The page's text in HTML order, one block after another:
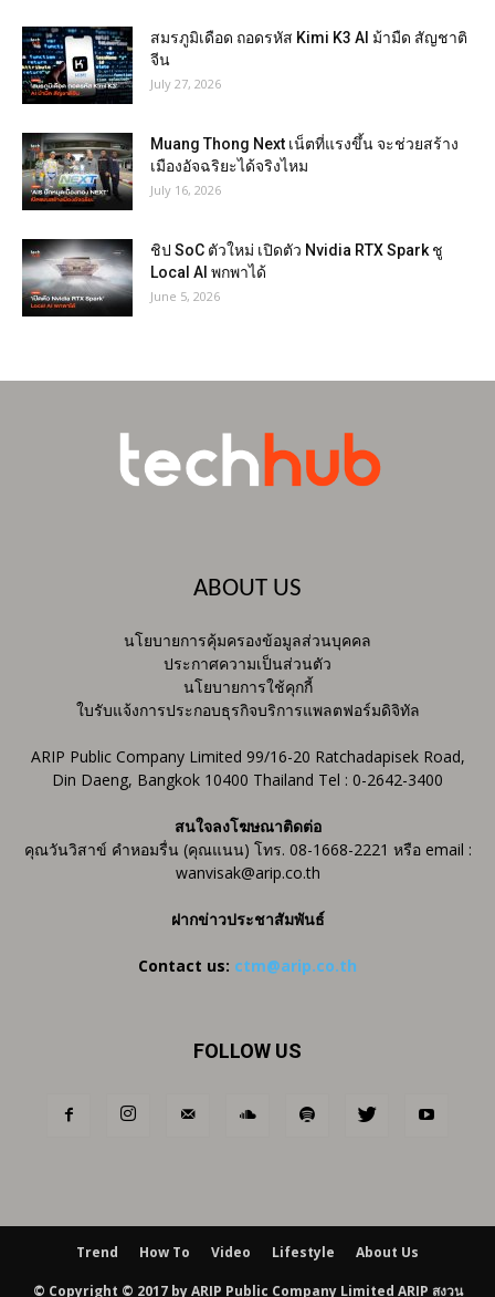
สมรภูมิเดือด ถอดรหัส Kimi K3 AI ม้ามืด สัญชาติ
จีน
July 27, 2026
Muang Thong Next เน็ตที่แรงขึ้น จะช่วยสร้าง
เมืองอัจฉริยะได้จริงไหม
July 16, 2026
ชิป SoC ตัวใหม่ เปิดตัว Nvidia RTX Spark ชู
Local AI พกพาได้
June 5, 2026
ABOUT US
นโยบายการคุ้มครองข้อมูลส่วนบุคคล
ประกาศความเป็นส่วนตัว
นโยบายการใช้คุกกี้
ใบรับแจ้งการประกอบธุรกิจบริการแพลตฟอร์มดิจิทัล
ARIP Public Company Limited 99/16-20 Ratchadapisek Road,
Din Daeng, Bangkok 10400 Thailand Tel : 0-2642-3400
สนใจลงโฆษณาติดต่อ
คุณวันวิสาข์ คำหอมรื่น (คุณแนน) โทร. 08-1668-2221 หรือ email :
wanvisak@arip.co.th
ฝากข่าวประชาสัมพันธ์
Contact us: ctm@arip.co.th
FOLLOW US
Trend How To Video Lifestyle About Us
© Copyright © 2017 by ARIP Public Company Limited ARIP สงวน